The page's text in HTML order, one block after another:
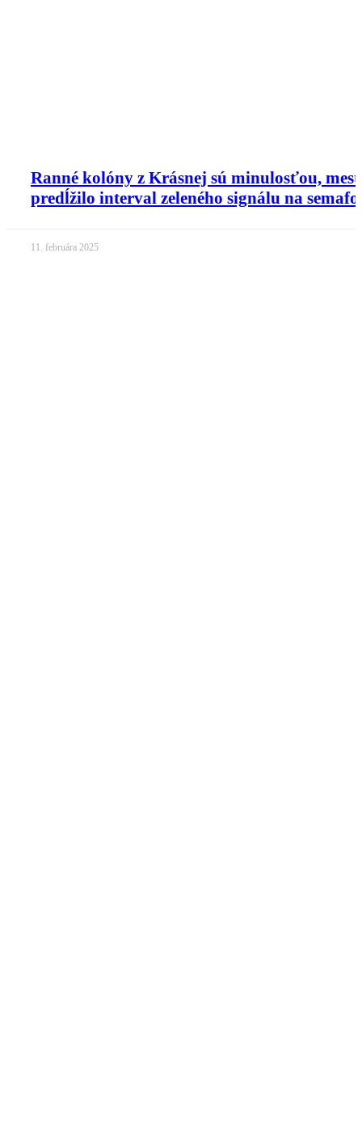
Ranné kolóny z Krásnej sú minulosťou,
predĺžilo interval zeleného signálu na
11. februára 2025